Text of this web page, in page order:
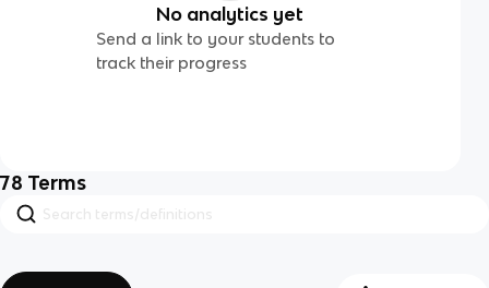
No analytics yet
Send a link to your students to
track their progress
78 Terms